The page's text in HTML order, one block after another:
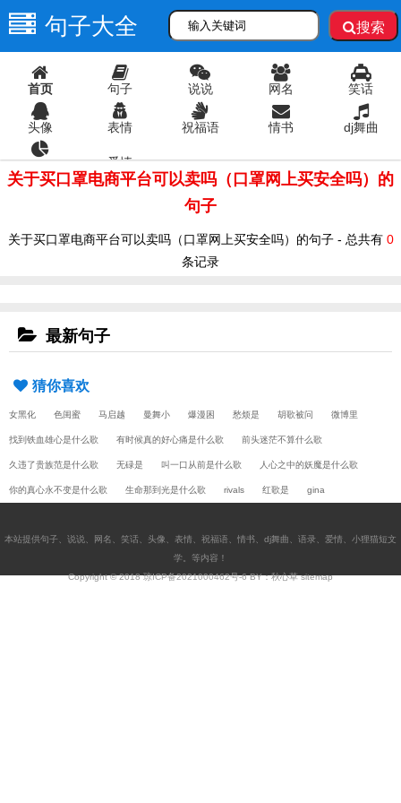
句子大全 搜索
首页 句子 说说 网名 笑话
头像 表情 祝福语 情书 dj舞曲
爱情
关于买口罩电商平台可以卖吗（口罩网上买安全吗）的
句子
关于买口罩电商平台可以卖吗（口罩网上买安全吗）的句子 - 总共有 0
条记录
最新句子
猜你喜欢
女黑化 色闺蜜 马启越 曼舞小 爆漫困 愁烦是 胡歌被问 微博里
找到铁血雄心是什么歌 有时候真的好心痛是什么歌 前头迷茫不算什么歌
久违了贵族范是什么歌 无碌是 叫一口从前是什么歌 人心之中的妖魔是什么歌
你的真心永不变是什么歌 生命那到光是什么歌 rivals 红歌是 gina
本站提供句子 说说 网名 笑话 头像 表情 祝福语 情书 dj舞曲 语录 爱情
小狸猫短文
学 。等内容！
Copyright © 2018琼ICP备2021000462号-6BY：秋心草sitemap